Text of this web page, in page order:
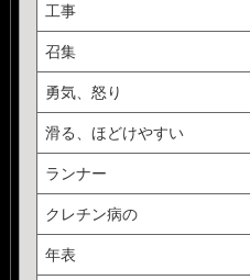
工事
召集
勇気、怒り
滑る、ほどけやすい
ランナー
クレチン病の
年表